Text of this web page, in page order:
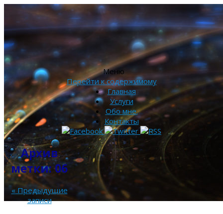
Меню
Перейти к содержимому
Главная
Услуги
Обо мне.
Контакты
Архив
метки:06
«Предыдущие
записи